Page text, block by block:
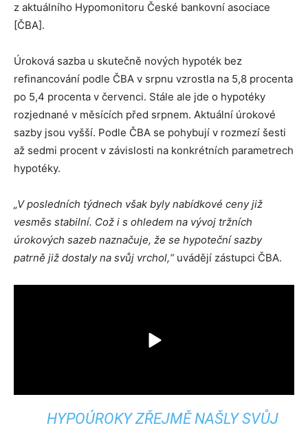
z aktuálního Hypomonitoru České bankovní asociace
[ČBA].
Úroková sazba u skutečně nových hypoték bez
refinancování podle ČBA v srpnu vzrostla na 5,8 procenta
po 5,4 procenta v červenci. Stále ale jde o hypotéky
rozjednané v měsících před srpnem. Aktuální úrokové
sazby jsou vyšší. Podle ČBA se pohybují v rozmezí šesti
až sedmi procent v závislosti na konkrétních parametrech
hypotéky.
„V posledních týdnech však byly nabídkové ceny již
vesměs stabilní. Což i s ohledem na vývoj tržních
úrokových sazeb naznačuje, že se hypoteční sazby
patrně již dostaly na svůj vrchol,“uvádějí zástupci ČBA.
HYPOÚROKY ZŘEJMĚ NAŠLY SVŮJ